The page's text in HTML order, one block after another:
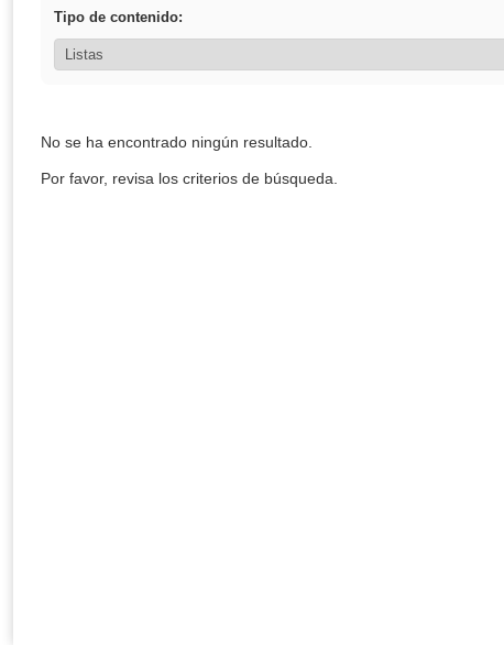
Tipo de contenido:
No se ha encontrado ningún resultado.
Por favor, revisa los criterios de búsqueda.